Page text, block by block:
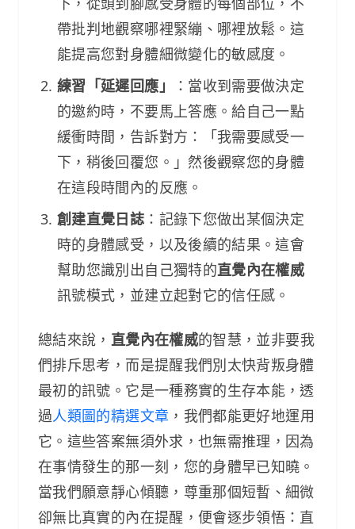
帶批判地觀察哪裡緊繃、哪裡放鬆。這
能提高您對身體細微變化的敏感度。
練習「延遲回應」
：當收到需要做決定
的邀約時，不要馬上答應。給自己一點
緩衝時間，告訴對方：「我需要感受一
下，稍後回覆您。」然後觀察您的身體
在這段時間內的反應。
創建直覺日誌 ：記錄下您做出某個決定
時的身體感受，以及後續的結果。這會
幫助您識別出自己獨特的直覺內在權威
訊號模式，並建立起對它的信任感。
總結來說， 直覺內在權威的智慧，並非要我
們排斥思考，而是提醒我們別太快背叛身體
最初的訊號。它是一種務實的生存本能，透
過人類圖的精選文章 ，我們都能更好地運用
它。這些答案無須外求，也無需推理，因為
在事情發生的那一刻，您的身體早已知曉。
當我們願意靜心傾聽，尊重那個短暫、細微
卻無比真實的內在提醒，便會逐步領悟：直